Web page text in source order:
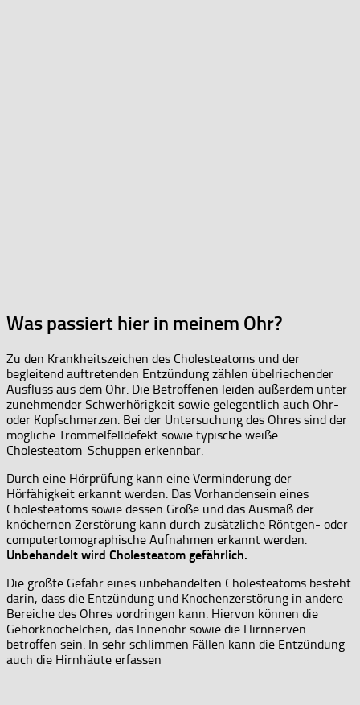
Was passiert hier in meinem Ohr?
Zu den Krankheitszeichen des Cholesteatoms und der
begleitend auftretenden Entzündung zählen übelriechender
Ausfluss aus dem Ohr. Die Betroffenen leiden außerdem unter
zunehmender Schwerhörigkeit sowie gelegentlich auch Ohr-
oder Kopfschmerzen. Bei der Untersuchung des Ohres sind der
mögliche Trommelfelldefekt sowie typische weiße
Cholesteatom-Schuppen erkennbar.
Durch eine Hörprüfung kann eine Verminderung der
Hörfähigkeit erkannt werden. Das Vorhandensein eines
Cholesteatoms sowie dessen Größe und das Ausmaß der
knöchernen Zerstörung kann durch zusätzliche Röntgen- oder
computertomographische Aufnahmen erkannt werden.
Unbehandelt wird Cholesteatom gefährlich.
Die größte Gefahr eines unbehandelten Cholesteatoms besteht
darin, dass die Entzündung und Knochenzerstörung in andere
Bereiche des Ohres vordringen kann. Hiervon können die
Gehörknöchelchen, das Innenohr sowie die Hirnnerven
betroffen sein. In sehr schlimmen Fällen kann die Entzündung
auch die Hirnhäute erfassen